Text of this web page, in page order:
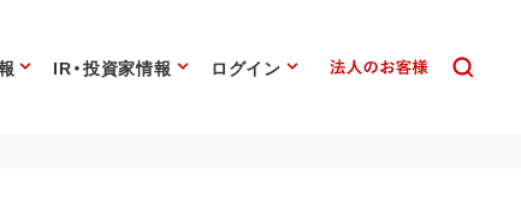
IR・投資家情報 ログイン